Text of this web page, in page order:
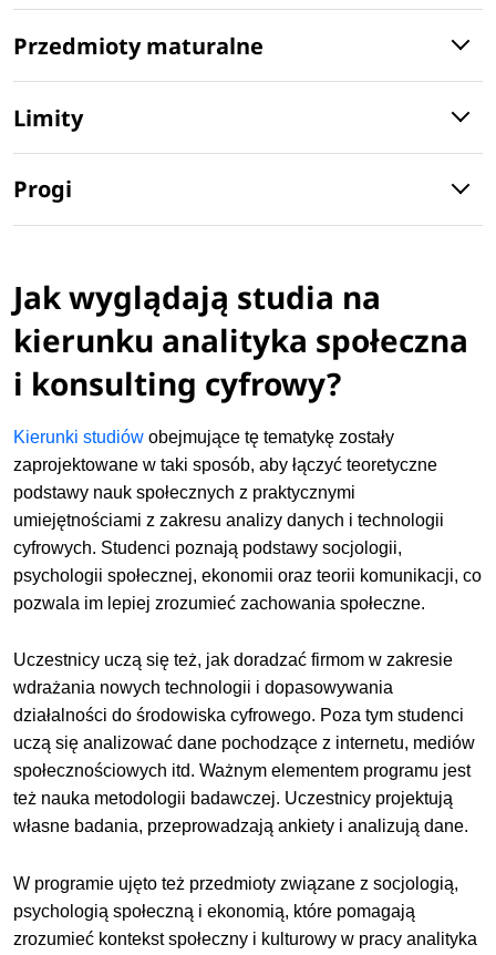
Przedmioty maturalne
Limity
Progi
Jak wyglądają studia na
kierunku analityka społeczna
i konsulting cyfrowy?
Kierunki studiów obejmujące tę tematykę zostały
zaprojektowane w taki sposób, aby łączyć teoretyczne
podstawy nauk społecznych z praktycznymi
umiejętnościami z zakresu analizy danych i technologii
cyfrowych. Studenci poznają podstawy socjologii,
psychologii społecznej, ekonomii oraz teorii komunikacji, co
pozwala im lepiej zrozumieć zachowania społeczne.
Uczestnicy uczą się też, jak doradzać firmom w zakresie
wdrażania nowych technologii i dopasowywania
działalności do środowiska cyfrowego. Poza tym studenci
uczą się analizować dane pochodzące z internetu, mediów
społecznościowych itd. Ważnym elementem programu jest
też nauka metodologii badawczej. Uczestnicy projektują
własne badania, przeprowadzają ankiety i analizują dane.
W programie ujęto też przedmioty związane z socjologią,
psychologią społeczną i ekonomią, które pomagają
zrozumieć kontekst społeczny i kulturowy w pracy analityka